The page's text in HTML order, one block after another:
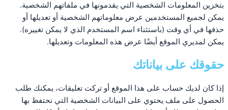
بتخزين المعلومات الشخصية التي يقدمونها في ملفاتهم الشخصية.
يمكن لجميع المستخدمين عرض معلوماتهم الشخصية أو تعديلها أو
حذفها في أي وقت (باستثناء اسم المستخدم الذي لا يمكن تغييره).
يمكن لمديري الموقع أيضًا عرض هذه المعلومات وتعديلها.
حقوقك على بياناتك
إذا كان لديك حساب على هذا الموقع أو تركت تعليقات، يمكنك طلب
الحصول على ملف يحتوي على البيانات الشخصية التي نحتفظ بها